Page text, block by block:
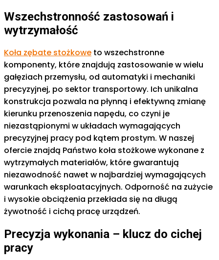
Wszechstronność zastosowań i
wytrzymałość
Koła zębate stożkowe to wszechstronne
komponenty, które znajdują zastosowanie w wielu
gałęziach przemysłu, od automatyki i mechaniki
precyzyjnej, po sektor transportowy. Ich unikalna
konstrukcja pozwala na płynną i efektywną zmianę
kierunku przenoszenia napędu, co czyni je
niezastąpionymi w układach wymagających
precyzyjnej pracy pod kątem prostym. W naszej
ofercie znajdą Państwo koła stożkowe wykonane z
wytrzymałych materiałów, które gwarantują
niezawodność nawet w najbardziej wymagających
warunkach eksploatacyjnych. Odporność na zużycie
i wysokie obciążenia przekłada się na długą
żywotność i cichą pracę urządzeń.
Precyzja wykonania – klucz do cichej
pracy